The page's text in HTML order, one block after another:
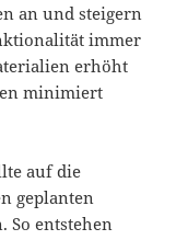
an und steigern
immer
erhöht
minimiert
auf die
geplanten
So entstehen